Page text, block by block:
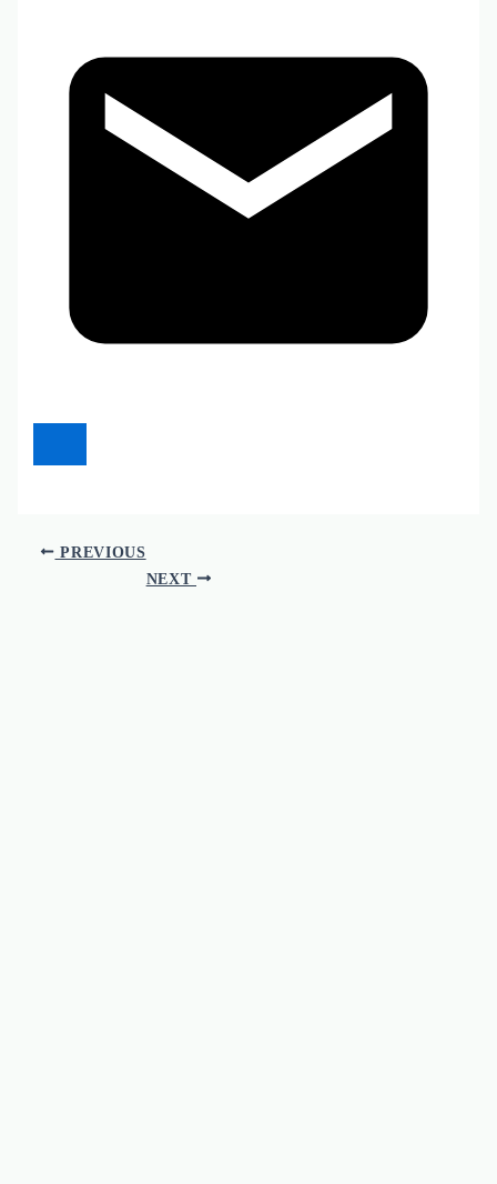
PREVIOUS
NEXT